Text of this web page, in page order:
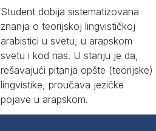
Student dobija sistematizovana
znanja o teorijskoj lingvističkoj
arabistici u svetu, u arapskom
svetu i kod nas. U stanju je da,
rešavajući pitanja opšte (teorijske)
lingvistike, proučava jezičke
pojave u arapskom.